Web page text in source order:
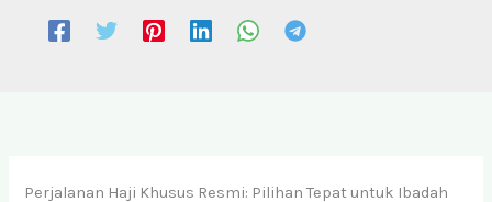
Perjalanan Haji Khusus Resmi: Pilihan Tepat untuk Ibadah